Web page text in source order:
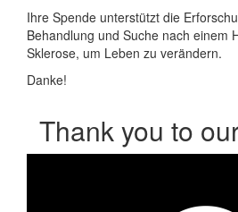
Ihre Spende unterstützt die
Behandlung und Suche nach einem
Sklerose, um Leben zu verändern.
Danke!
Thank you to